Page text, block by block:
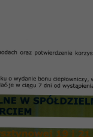
odbyło się w dniu